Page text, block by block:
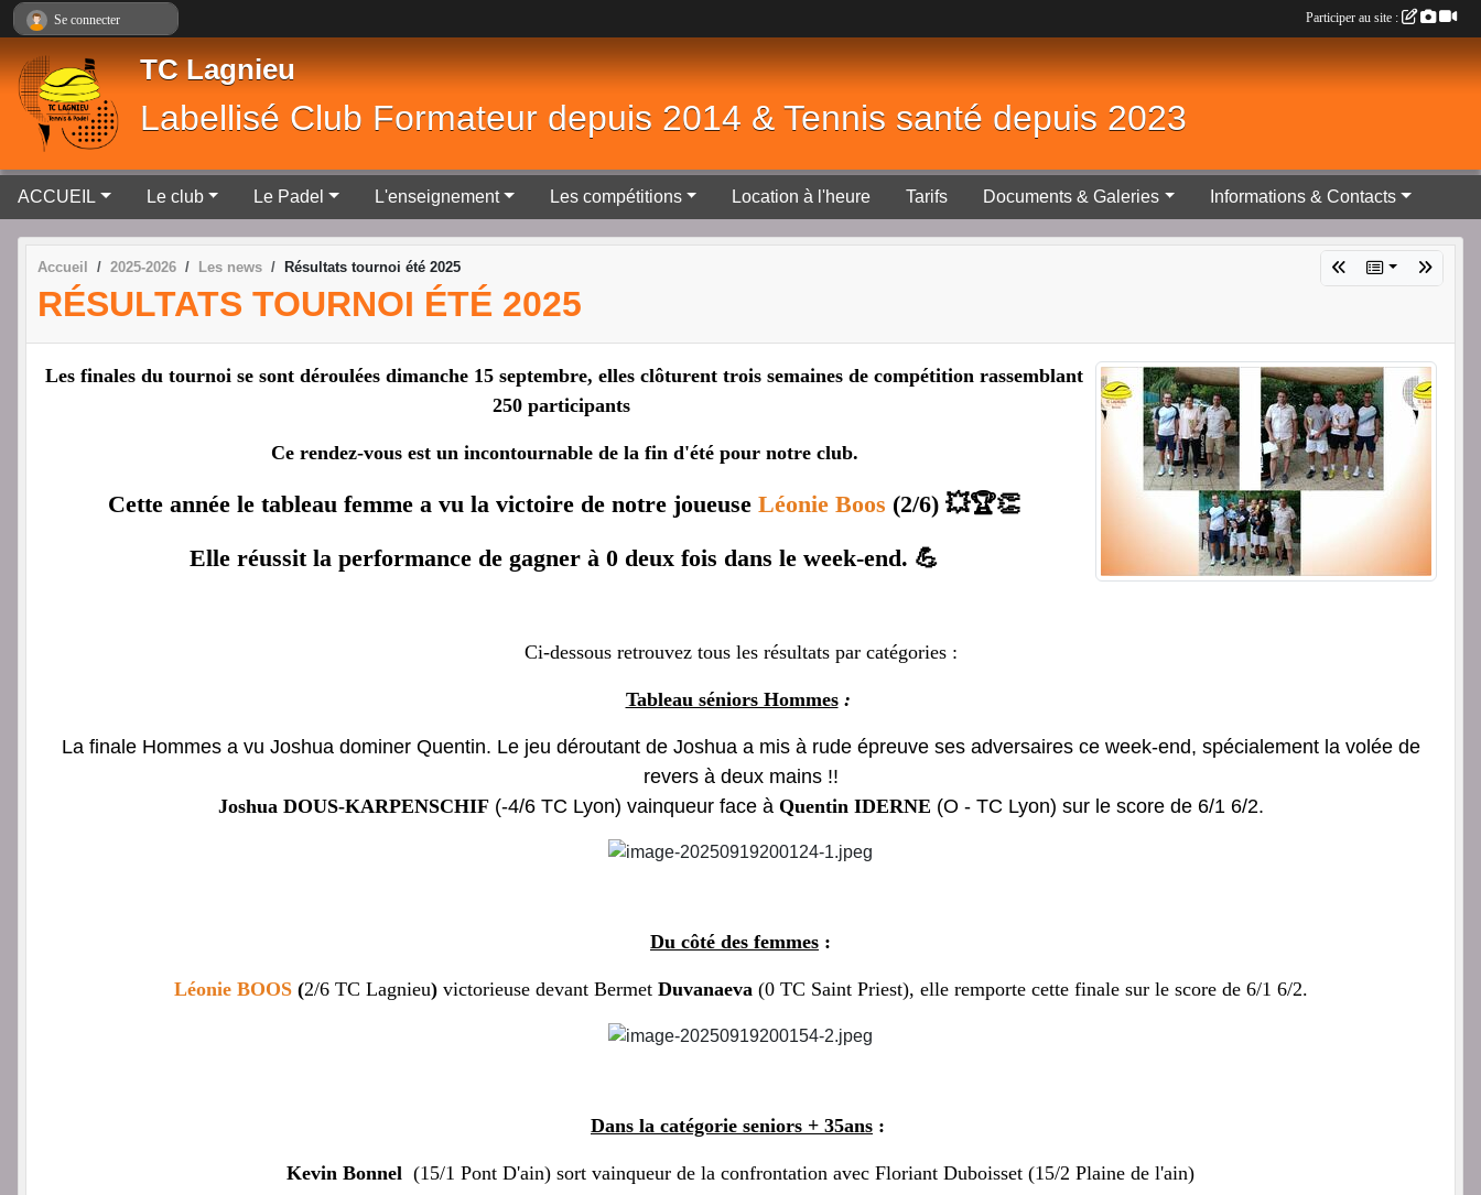
TC Lagnieu
Labellisé Club Formateur depuis 2014 & Tennis santé depuis 2023
ACCUEIL Le club Le Padel L'enseignement Les compétitions Location à l'heure Tarifs Documents & Galeries Informations & Contacts
Accueil 2025-2026 Les news Résultats tournoi été 2025
RÉSULTATS TOURNOI ÉTÉ 2025
Les finales du tournoi se sont déroulées dimanche 15 septembre, elles clôturent trois semaines de compétition rassemblant
250 participants
Ce rendez-vous est un incontournable de la fin d'été pour notre club.
Cette année le tableau femme a vu la victoire de notre joueuse Léonie Boos (2/6) 💥🏆👏
Elle réussit la performance de gagner à 0 deux fois dans le week-end. 💪
Ci-dessous retrouvez tous les résultats par catégories :
Tableau séniors Hommes:
La finale Hommes a vu Joshua dominer Quentin. Le jeu déroutant de Joshua a mis à rude épreuve ses adversaires ce week-end, spécialement la volée de
revers à deux mains !!
Joshua DOUS-KARPENSCHIF(-4/6 TC Lyon) vainqueur face à Quentin IDERNE (O - TC Lyon) sur le score de 6/1 6/2.
Du côté des femmes :
Léonie BOOS(2/6 TC Lagnieu) victorieuse devant BermetDuvanaeva(0 TC Saint Priest), elle remporte cette finale sur le score de 6/1 6/2.
Dans la catégorie seniors + 35ans :
Kevin Bonnel (15/1 Pont D'ain) sort vainqueur de la confrontation avec Floriant Duboisset (15/2 Plaine de l'ain)
Se connecter Participer au site :
Panneau de gestion des cookies